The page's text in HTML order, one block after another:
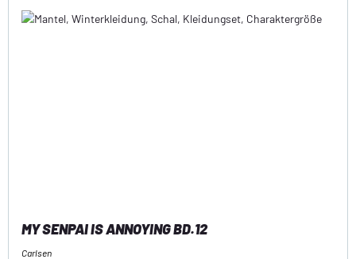
MY SENPAI IS ANNOYING BD.12
Carlsen